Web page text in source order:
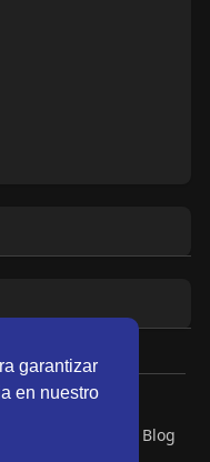
garantizar
en nuestro
Blog